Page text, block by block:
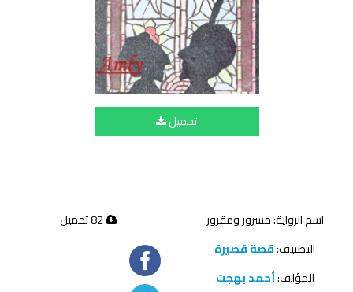
تحميل
اسم الرواية: مسرور ومقرور
التصنيف:قصة قصيرة
المؤلف:أحمد بهجت
82 تحميل